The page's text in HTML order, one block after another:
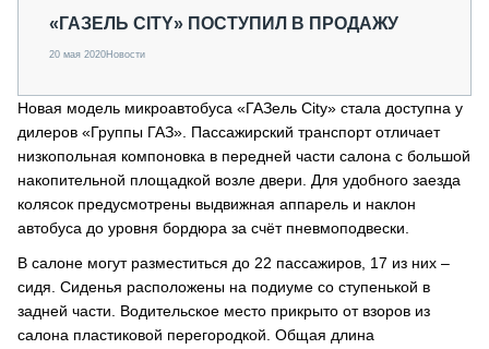
О ПРОЕКТЕ
«ГАЗЕЛЬ CITY» ПОСТУПИЛ В ПРОДАЖУ
20 мая 2020Новости
Новая модель микроавтобуса «ГАЗель City» стала доступна у
дилеров «Группы ГАЗ». Пассажирский транспорт отличает
низкопольная компоновка в передней части салона с большой
накопительной площадкой возле двери. Для удобного заезда
колясок предусмотрены выдвижная аппарель и наклон
автобуса до уровня бордюра за счёт пневмоподвески.
В салоне могут разместиться до 22 пассажиров, 17 из них –
сидя. Сиденья расположены на подиуме со ступенькой в
задней части. Водительское место прикрыто от взоров из
салона пластиковой перегородкой. Общая длина